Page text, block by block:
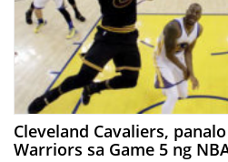
Cleveland Cavaliers,
Warriors sa Game 5 ng